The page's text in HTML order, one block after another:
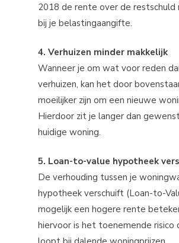
2018 de rente over de restschuld
bij je belastingaangifte.
4. Verhuizen minder makkelijk
Wanneer je om wat voor reden
verhuizen, kan het door
moeilijker zijn om een nieuwe
Hierdoor zit je langer dan
huidige woning.
5. Loan-to-value hypotheek
De verhouding tussen je
hypotheek verschuift (Loan-to-
mogelijk een hogere rente
hiervoor is het toenemende risico